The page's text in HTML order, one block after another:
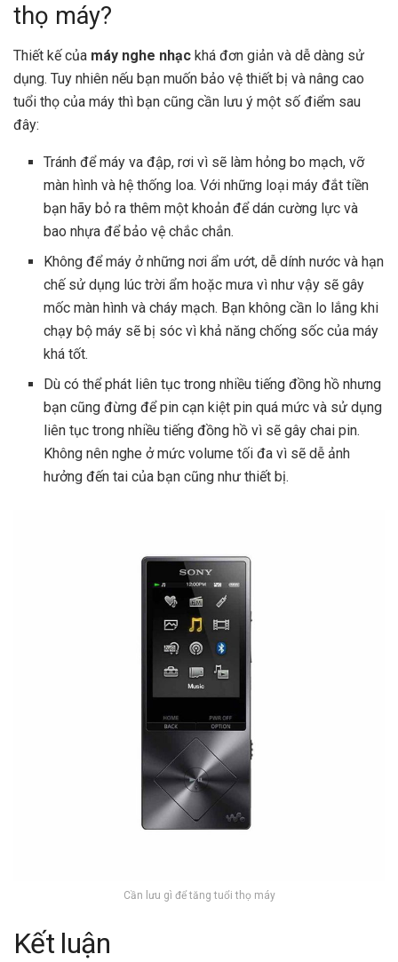
thọ máy?
Thiết kế của máy nghe nhạc khá đơn giản và dễ dàng sử
dụng. Tuy nhiên nếu bạn muốn bảo vệ thiết bị và nâng cao
tuổi thọ của máy thì bạn cũng cần lưu ý một số điểm sau
đây:
Tránh để máy va đập, rơi vì sẽ làm hỏng bo mạch, vỡ
màn hình và hệ thống loa. Với những loại máy đắt tiền
bạn hãy bỏ ra thêm một khoản để dán cường lực và
bao nhựa để bảo vệ chắc chắn.
Không để máy ở những nơi ẩm ướt, dễ dính nước và hạn
chế sử dụng lúc trời ẩm hoặc mưa vì như vậy sẽ gây
mốc màn hình và cháy mạch. Bạn không cần lo lắng khi
chạy bộ máy sẽ bị sóc vì khả năng chống sốc của máy
khá tốt.
Dù có thể phát liên tục trong nhiều tiếng đồng hồ nhưng
bạn cũng đừng để pin cạn kiệt pin quá mức và sử dụng
liên tục trong nhiều tiếng đồng hồ vì sẽ gây chai pin.
Không nên nghe ở mức volume tối đa vì sẽ dễ ảnh
hưởng đến tai của bạn cũng như thiết bị.
Cần lưu gì để tăng tuổi thọ máy
Kết luận